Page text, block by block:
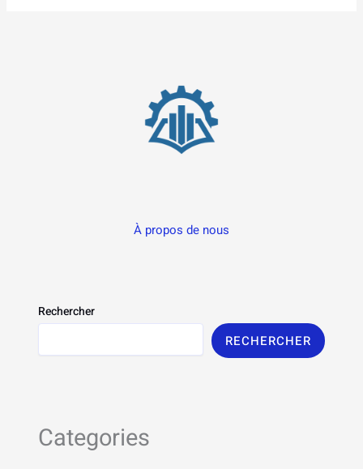
À propos de nous
Rechercher
RECHERCHER
Categories